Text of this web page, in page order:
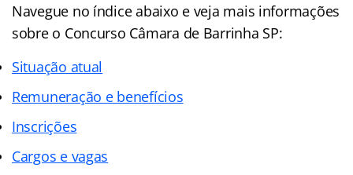
Navegue no índiceabaixo e veja mais informações
sobre o Concurso Câmara de Barrinha SP:
Situação atual
Remuneração e benefícios
Inscrições
Cargos e vagas